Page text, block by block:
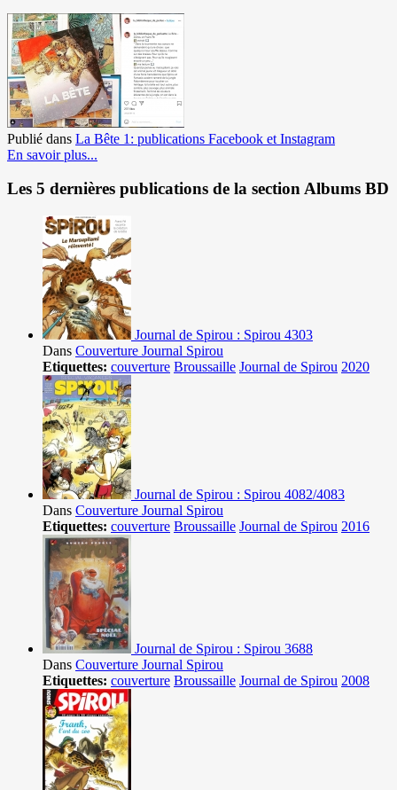
Publié dans La Bête 1: publications Facebook et Instagram
En savoir plus...
Les 5 dernières publications de la section Albums BD
Journal de Spirou : Spirou 4303
Dans Couverture Journal Spirou
Etiquettes: couverture Broussaille Journal de Spirou 2020
Journal de Spirou : Spirou 4082/4083
Dans Couverture Journal Spirou
Etiquettes: couverture Broussaille Journal de Spirou 2016
Journal de Spirou : Spirou 3688
Dans Couverture Journal Spirou
Etiquettes: couverture Broussaille Journal de Spirou 2008